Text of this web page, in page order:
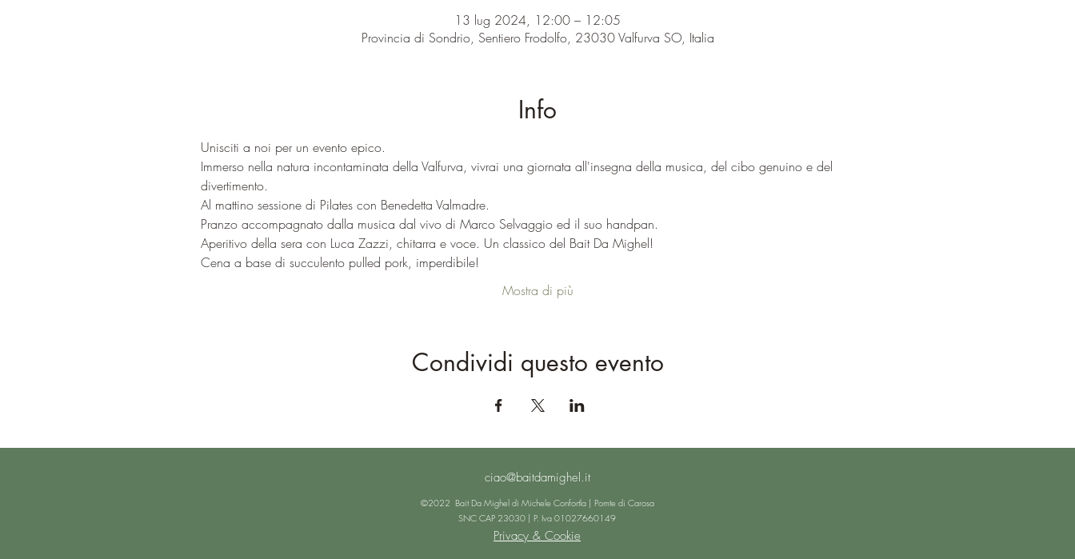
13 lug 2024, 12:00 – 12:05
Provincia di Sondrio, Sentiero Frodolfo, 23030 Valfurva SO, Italia
Info
Unisciti a noi per un evento epico.
Immerso nella natura incontaminata della Valfurva, vivrai una giornata all'insegna della musica, del cibo genuino e del
divertimento.
Al mattino sessione di Pilates con Benedetta Valmadre.
Pranzo accompagnato dalla musica dal vivo di Marco Selvaggio ed il suo handpan.
Aperitivo della sera con Luca Zazzi, chitarra e voce. Un classico del Bait Da Mighel!
Cena a base di succulento pulled pork, imperdibile!
Mostra di più
Condividi questo evento
ciao@baitdamighel.it
©2022 Bait Da Mighel di Michele Confortla | Pomte di Carosa
SNC CAP 23030 | P. Iva 01027660149
Privacy & Cookie